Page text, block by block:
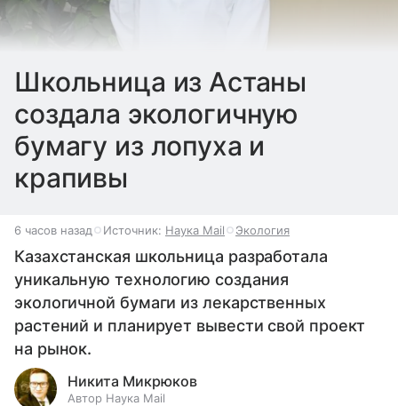
Школьница из Астаны
создала экологичную
бумагу из лопуха и
крапивы
6 часов назад Источник: Наука Mail Экология
Казахстанская школьница разработала
уникальную технологию создания
экологичной бумаги из лекарственных
растений и планирует вывести свой проект
на рынок.
Никита Микрюков
Автор Наука Mail